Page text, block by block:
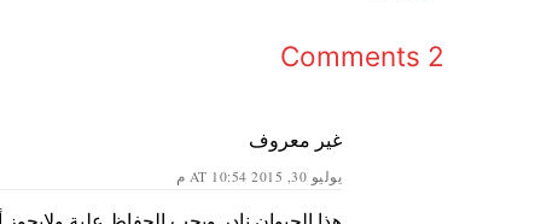
2 Comments
غير معروف
يوليو 30, 2015 AT 10:54 م